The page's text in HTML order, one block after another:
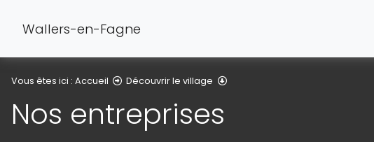
Wallers-en-Fagne
Vous êtes ici : Accueil Découvrir le village
Nos entreprises